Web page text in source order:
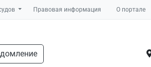
Правовая информация О портале